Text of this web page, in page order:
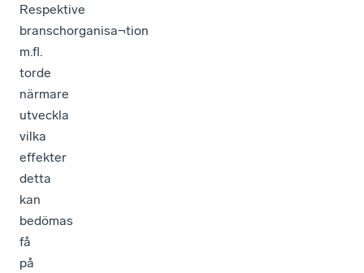
Respektive
branschorganisa¬tion
m.fl.
torde
närmare
utveckla
vilka
effekter
detta
kan
bedömas
få
på